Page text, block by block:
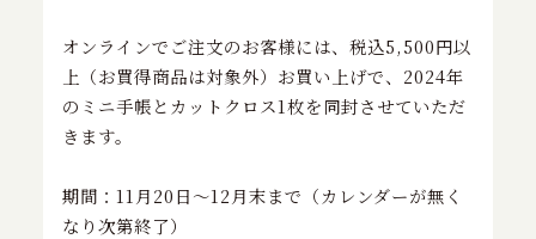
オンラインでご注文のお客様には、税込5,500円以
上（お買得商品は対象外）お買い上げで、 2024年
のミニ手帳とカットクロス1枚を同封させていただ
きます。
期間： 11 月20日～12月末まで（カレンダーが無く
なり次第終了）